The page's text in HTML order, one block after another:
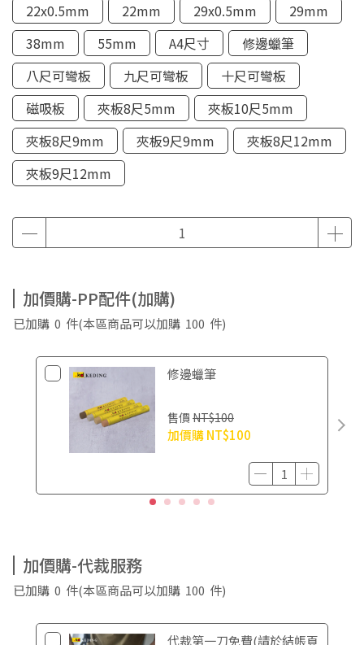
22x0.5mm
22mm 29x0.5mm
29mm
38mm
55mm A4尺寸
修邊蠟筆
八尺可彎板
九尺可彎板
十尺可彎板
磁吸板
夾板8尺5mm
夾板10尺5mm
夾板8尺9mm
夾板9尺9mm
夾板8尺12mm
夾板9尺12mm
加價購-PP配件(加購)
已加購 0 件(本區商品可以加購 100 件)
修邊蠟筆
售價 NT$100
加價購NT$100
加價購-代裁服務
已加購 0 件(本區商品可以加購 100 件)
代裁第一刀免費(請於結帳頁